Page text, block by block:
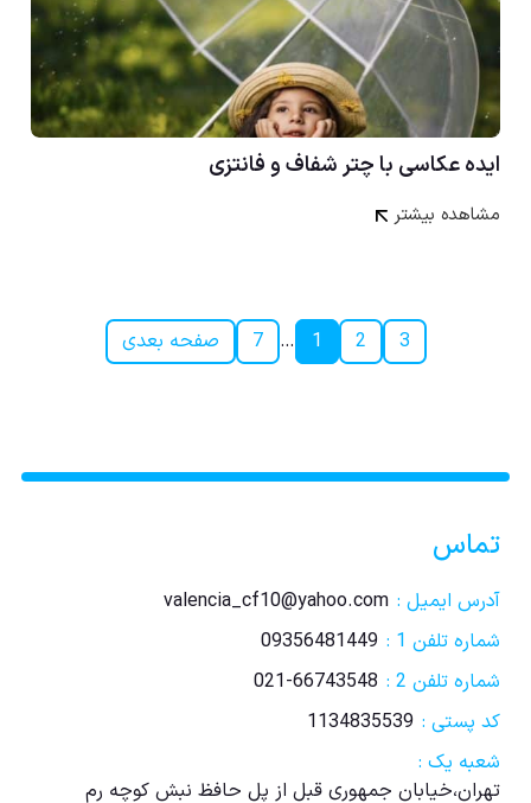
ایده عکاسی با چتر شفاف و فانتزی
مشاهده بیشتر
1 2 3
…
7 صفحه بعدی
تماس
آدرس ایمیل : valencia_cf10@yahoo.com
شماره تلفن 1 :
09356481449
شماره تلفن 2 :
021-66743548
کد پستی : 1134835539
شعبه یک :
تهران،خیابان جمهوری قبل از پل حافظ نبش کوچه رم